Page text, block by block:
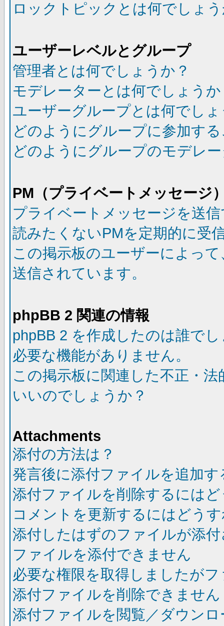
ロックトピックとは何でしょ
ユーザーレベルとグループ
管理者とは何でしょうか？
モデレーターとは何でしょうか
ユーザーグループとは何でし
どのようにグループに参加す
どのようにグループのモデレ
PM（プライベートメッセージ
プライベートメッセージを送
読みたくないPMを定期的に受
この掲示板のユーザーによっ
送信されています。
phpBB 2 関連の情報
phpBB 2 を作成したのは誰で
必要な機能がありません。
この掲示板に関連した不正・
いいのでしょうか？
Attachments
添付の方法は？
発言後に添付ファイルを追加
添付ファイルを削除するには
コメントを更新するにはどう
添付したはずのファイルが添
ファイルを添付できません
必要な権限を取得しましたが
添付ファイルを削除できません
添付ファイルを閲覧／ダウン